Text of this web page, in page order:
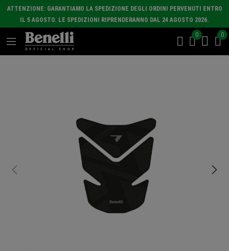
ATTENZIONE: GARANTIAMO LA SPEDIZIONE DEGLI ORDINI PERVENUTI ENTRO
IL 5 AGOSTO. LE SPEDIZIONI RIPRENDERANNO DAL 24 AGOSTO 2026.
0 0